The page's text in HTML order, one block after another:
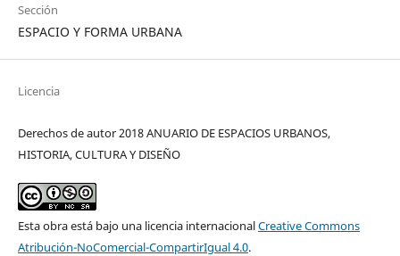
Sección
ESPACIO Y FORMA URBANA
Licencia
Derechos de autor 2018 ANUARIO DE ESPACIOS URBANOS,
HISTORIA, CULTURA Y DISEÑO
Esta obra está bajo una licencia internacionalCreative Commons
Atribución-NoComercial-CompartirIgual 4.0.